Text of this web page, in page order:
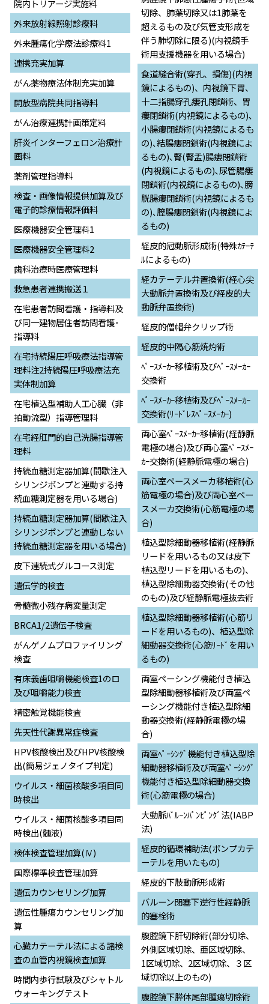
院内トリアージ実施料
外来放射線照射診療料
外来腫瘍化学療法診療料1
連携充実加算
がん薬物療法体制充実加算
開放型病院共同指導料
がん治療連携計画策定料
肝炎インターフェロン治療計
画料
薬剤管理指導料
検査・画像情報提供加算及び
電子的診療情報評価料
医療機器安全管理料1
医療機器安全管理料2
歯科治療時医療管理料
救急患者連携搬送１
在宅患者訪問看護・指導料及
び同一建物居住者訪問看護･
指導料
在宅持続陽圧呼吸療法指導管
理料注2持続陽圧呼吸療法充
実体制加算
在宅植込型補助人工心臓（非
拍動流型）指導管理料
在宅経肛門的自己洗腸指導管
理料
持続血糖測定器加算(間歇注入
シリンジポンプと連動する持
続血糖測定器を用いる場合)
持続血糖測定器加算(間歇注入
シリンジポンプと連動しない
持続血糖測定器を用いる場合)
皮下連続式グルコース測定
遺伝学的検査
骨髄微小残存病変量測定
BRCA1/2遺伝子検査
がんゲノムプロファイリング
検査
有床義歯咀嚼機能検査1のロ
及び咀嚼能力検査
精密触覚機能検査
先天性代謝異常症検査
HPV核酸検出及びHPV核酸検
出(簡易ジェノタイプ判定)
ウイルス・細菌核酸多項目同
時検出
ウイルス・細菌核酸多項目同
時検出(髄液)
検体検査管理加算(Ⅳ)
国際標準検査管理加算
遺伝カウンセリング加算
遺伝性腫瘍カウンセリング加
算
心臓カテーテル法による諸検
査の血管内視鏡検査加算
時間内歩行試験及びシャトル
ウォーキングテスト
切除、肺葉切除又は1肺葉を
超えるもの及び気管支形成を
伴う肺切除に限る)(内視鏡手
術用支援機器を用いる場合)
食道縫合術(穿孔、損傷)(内視
鏡によるもの)、内視鏡下胃、
十二指腸穿孔瘻孔閉鎖術、胃
瘻閉鎖術(内視鏡によるもの)､
小腸瘻閉鎖術(内視鏡によるも
の)､結腸瘻閉鎖術(内視鏡によ
るもの)､腎(腎盂)腸瘻閉鎖術
(内視鏡によるもの)､尿管腸瘻
閉鎖術(内視鏡によるもの)､膀
胱腸瘻閉鎖術(内視鏡によるも
の)､膣腸瘻閉鎖術(内視鏡によ
るもの)
経皮的冠動脈形成術(特殊ｶﾃｰﾃ
ﾙによるもの)
経カテーテル弁置換術(経心尖
大動脈弁置換術及び経皮的大
動脈弁置換術)
経皮的僧帽弁クリップ術
経皮的中隔心筋焼灼術
ﾍﾟｰｽﾒｰｶｰ移植術及びﾍﾟｰｽﾒｰｶｰ
交換術
ﾍﾟｰｽﾒｰｶｰ移植術及びﾍﾟｰｽﾒｰｶｰ
交換術(ﾘｰﾄﾞﾚｽﾍﾟｰｽﾒｰｶｰ)
両心室ﾍﾟｰｽﾒｰｶｰ移植術(経静脈
電極の場合)及び両心室ﾍﾟｰｽﾒｰ
ｶｰ交換術(経静脈電極の場合)
両心室ペースメーカ移植術(心
筋電極の場合)及び両心室ペー
スメーカ交換術(心筋電極の場
合)
植込型除細動器移植術(経静脈
リードを用いるもの又は皮下
植込型リードを用いるもの)、
植込型除細動器交換術(その他
のもの)及び経静脈電極抜去術
植込型除細動器移植術(心筋リ
ードを用いるもの)、植込型除
細動器交換術(心筋ﾘｰﾄﾞを用い
るもの)
両室ペーシング機能付き植込
型除細動器移植術及び両室ペ
ーシング機能付き植込型除細
動器交換術(経静脈電極の場
合)
両室ﾍﾟｰｼﾝｸﾞ機能付き植込型除
細動器移植術及び両室ﾍﾟｰｼﾝｸﾞ
機能付き植込型除細動器交換
術(心筋電極の場合)
大動脈ﾊﾞﾙｰﾝﾊﾟﾝﾋﾟﾝｸﾞ法(IABP
法)
経皮的循環補助法(ポンプカテ
ーテルを用いたもの)
経皮的下肢動脈形成術
バルーン閉塞下逆行性経静脈
的塞栓術
腹腔鏡下肝切除術(部分切除、
外側区域切除、亜区域切除、
1区域切除、2区域切除、３区
域切除以上のもの)
腹腔鏡下膵体尾部腫瘍切除術